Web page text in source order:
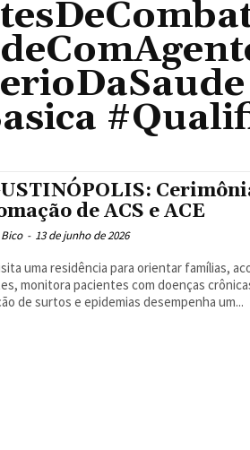
de ACS e ACE
- 13 de junho de 2026
uma residência para orientar famílias,
monitora pacientes com doenças
de surtos e epidemias desempenha um...